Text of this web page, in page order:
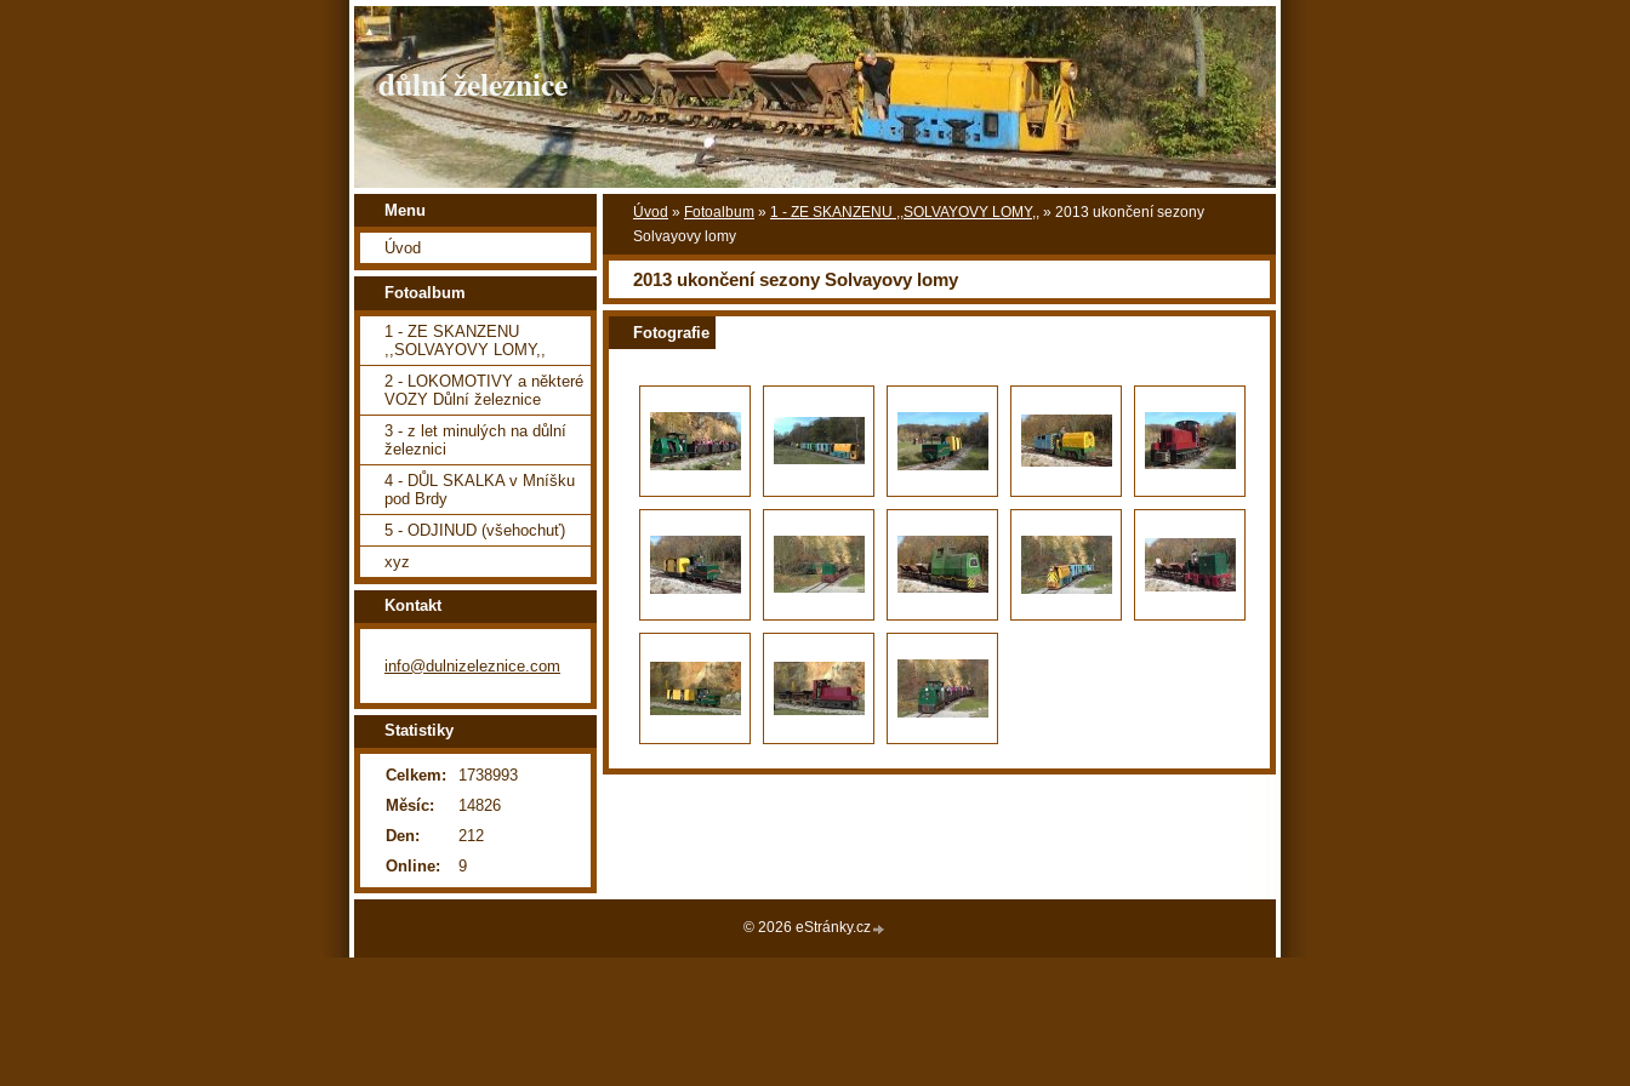
důlní železnice
Úvod » Fotoalbum » 1 - ZE SKANZENU ,,SOLVAYOVY LOMY,, » 2013 ukončení sezony
Solvayovy lomy
2013 ukončení sezony Solvayovy lomy
Fotografie
Menu
Úvod
Fotoalbum
1 - ZE SKANZENU
,,SOLVAYOVY LOMY,,
2 - LOKOMOTIVY a některé
VOZY Důlní železnice
3 - z let minulých na důlní
železnici
4 - DŮL SKALKA v Mníšku
pod Brdy
5 - ODJINUD (všehochuť)
xyz
Kontakt
info@dulnizeleznice.com
Statistiky
Online: 9
Celkem:
1738993
Měsíc:
14826
Den:
212
© 2026 eStránky.cz